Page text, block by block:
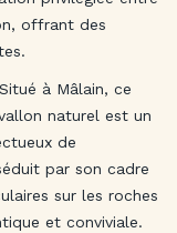
offrant des
Situé à Mâlain, ce
naturel est un
de
par son cadre
sur les roches
et conviviale.